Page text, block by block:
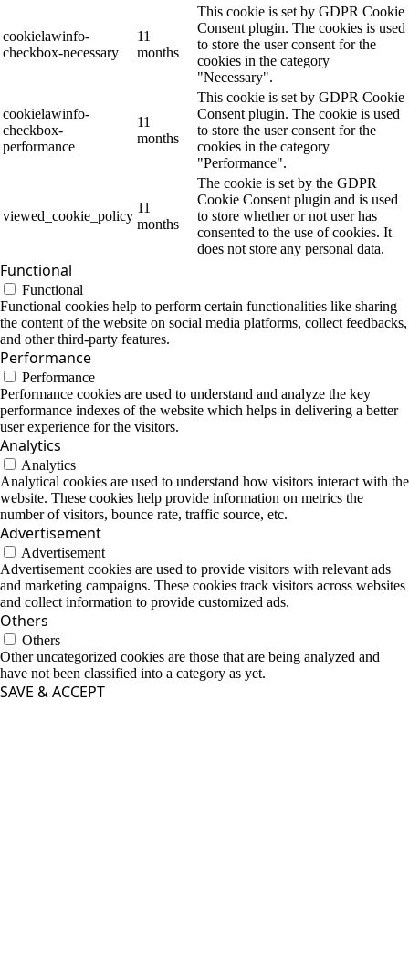
cookielawinfo-
checkbox-necessary
11
months
This cookie is set by GDPR Cookie
Consent plugin. The cookies is used
to store the user consent for the
cookies in the category
"Necessary".
cookielawinfo-
checkbox-
performance
11
months
This cookie is set by GDPR Cookie
Consent plugin. The cookie is used
to store the user consent for the
cookies in the category
"Performance".
viewed_cookie_policy
11
months
The cookie is set by the GDPR
Cookie Consent plugin and is used
to store whether or not user has
consented to the use of cookies. It
does not store any personal data.
Functional
Functional
Functional cookies help to perform certain functionalities like sharing
the content of the website on social media platforms, collect feedbacks,
and other third-party features.
Performance
Performance
Performance cookies are used to understand and analyze the key
performance indexes of the website which helps in delivering a better
user experience for the visitors.
Analytics
Analytics
Analytical cookies are used to understand how visitors interact with the
website. These cookies help provide information on metrics the
number of visitors, bounce rate, traffic source, etc.
Advertisement
Advertisement
Advertisement cookies are used to provide visitors with relevant ads
and marketing campaigns. These cookies track visitors across websites
and collect information to provide customized ads.
Others
Others
Other uncategorized cookies are those that are being analyzed and
have not been classified into a category as yet.
SAVE & ACCEPT